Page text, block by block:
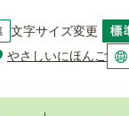
文字サイズ変更
やさしいにほんご